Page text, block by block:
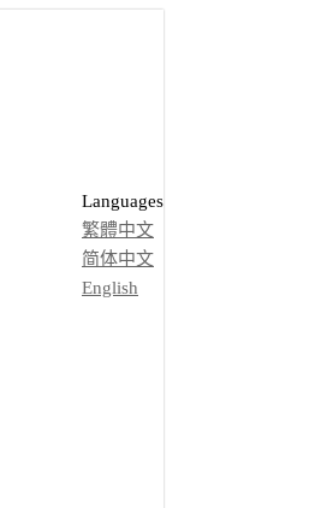
Languages
繁體中文
简体中文
English